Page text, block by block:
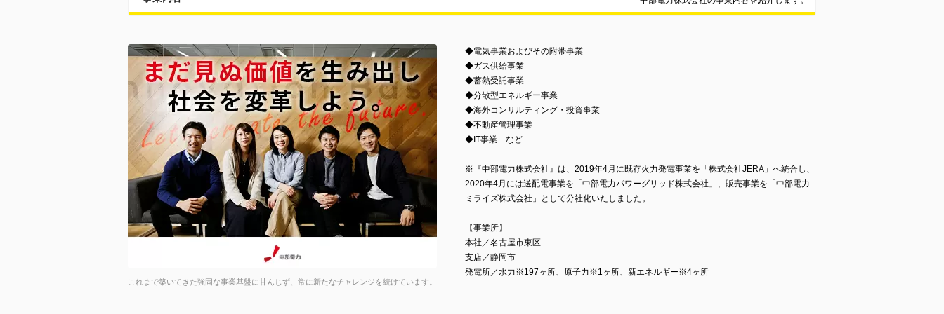
これまで築いてきた強固な事業基盤に甘んじず、常に新たなチャレンジを続けています。
◆電気事業およびその附帯事業
◆ガス供給事業
◆蓄熱受託事業
◆分散型エネルギー事業
◆海外コンサルティング・投資事業
◆不動産管理事業
◆IT事業 など
※『中部電力株式会社』は、2019年4月に既存火力発電事業を「株式会社JERA」へ統合し、
2020年4月には送配電事業を「中部電力パワーグリッド株式会社」、販売事業を「中部電力
ミライズ株式会社」として分社化いたしました。
【事業所】
本社／名古屋市東区
支店／静岡市
発電所／水力※197ヶ所、原子力※1ヶ所、新エネルギー※4ヶ所